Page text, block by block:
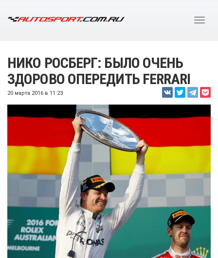
НИКО РОСБЕРГ: БЫЛО ОЧЕНЬ
ЗДОРОВО ОПЕРЕДИТЬ FERRARI
20 марта 2016 в 11:23